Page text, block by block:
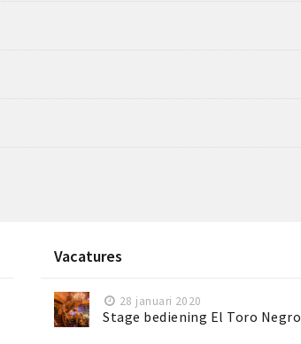
Vacatures
28 januari 2020
Stage bediening El Toro Negro